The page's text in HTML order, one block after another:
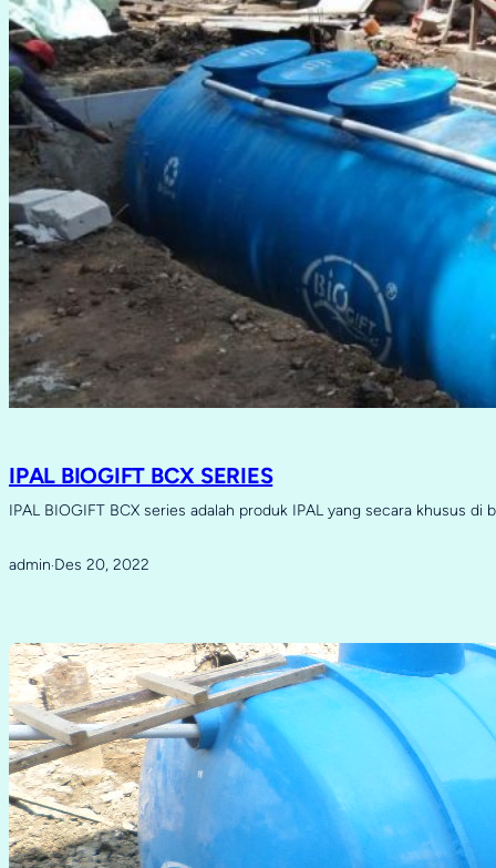
IPAL BIOGIFT BCX SERIES
IPAL BIOGIFT BCX series adalah produk IPAL yang secara khusus di
admin·Des 20, 2022